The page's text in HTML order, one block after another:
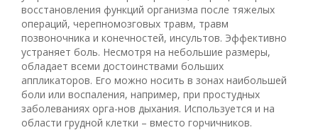
восстановления функций организма после тяжелых
операций, черепно­мозговых травм, травм
позвоночника и конечностей, инсультов. Эффективно
устраняет боль. Несмотря на небольшие размеры,
обладает всеми достоинствами больших
аппликаторов. Его можно носить в зонах наибольшей
боли или воспаления, например, при простудных
заболеваниях орга-нов дыхания. Используется и на
области грудной клетки – вместо горчичников.